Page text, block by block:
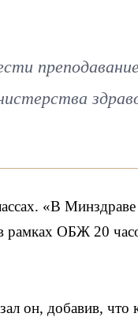
преподавание
«В
в рамках ОБЖ 20
он, добавив,